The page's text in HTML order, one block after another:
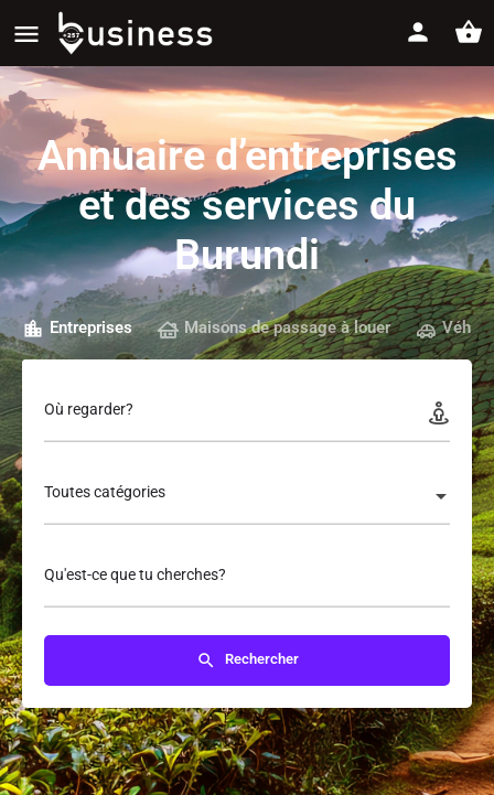
Annuaire d’entreprises
et des services du
Burundi
Entreprises Maisons de passage à louer
Où regarder?
Toutes catégories
Qu'est-ce que tu cherches?
Rechercher